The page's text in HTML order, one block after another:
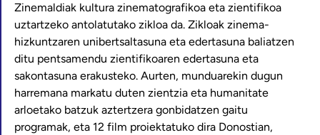
Zinemaldiak kultura zinematografikoa eta zientifikoa
uztartzeko antolatutako zikloa da. Zikloak zinema-
hizkuntzaren unibertsaltasuna eta edertasuna baliatzen
ditu pentsamendu zientifikoaren edertasuna eta
sakontasuna erakusteko. Aurten, munduarekin dugun
harremana markatu duten zientzia eta humanitate
arloetako batzuk aztertzera gonbidatzen gaitu
programak, eta 12 film proiektatuko dira Donostian,